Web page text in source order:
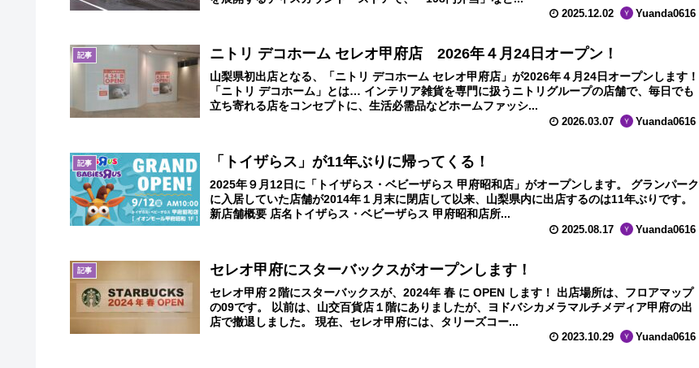
2025.12.02 Yuanda0616
記事 ニトリ デコホーム セレオ甲府店 2026年４月24日オープン！
山梨県初出店となる、「ニトリ デコホーム セレオ甲府店」が2026年４月24日オープンします！
「ニトリ デコホーム」とは… インテリア雑貨を専門に扱うニトリグループの店舗で、毎日でも
立ち寄れる店をコンセプトに、生活必需品などホームファッシ...
2026.03.07 Yuanda0616
記事 「トイザらス」が11年ぶりに帰ってくる！
2025年９月12日に「トイザらス・ベビーザらス 甲府昭和店」がオープンします。 グランパーク
に入居していた店舗が2014年１月末に閉店して以来、山梨県内に出店するのは11年ぶりです。
新店舗概要 店名トイザらス・ベビーザらス 甲府昭和店所...
2025.08.17 Yuanda0616
記事 セレオ甲府にスターバックスがオープンします！
セレオ甲府２階にスターバックスが、2024年 春 に OPEN します！ 出店場所は、フロアマップ
の09です。 以前は、山交百貨店１階にありましたが、ヨドバシカメラマルチメディア甲府の出
店で撤退しました。 現在、セレオ甲府には、タリーズコー...
2023.10.29 Yuanda0616